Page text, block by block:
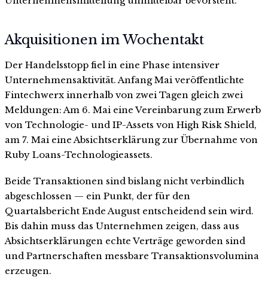
Akquisitionen im Wochentakt
Der Handelsstopp fiel in eine Phase intensiver
Unternehmensaktivität. Anfang Mai veröffentlichte
Fintechwerx innerhalb von zwei Tagen gleich zwei
Meldungen: Am 6. Mai eine Vereinbarung zum Erwerb
von Technologie- und IP-Assets von High Risk Shield,
am 7. Mai eine Absichtserklärung zur Übernahme von
Ruby Loans-Technologieassets.
Beide Transaktionen sind bislang nicht verbindlich
abgeschlossen — ein Punkt, der für den
Quartalsbericht Ende August entscheidend sein wird.
Bis dahin muss das Unternehmen zeigen, dass aus
Absichtserklärungen echte Verträge geworden sind
und Partnerschaften messbare Transaktionsvolumina
erzeugen.